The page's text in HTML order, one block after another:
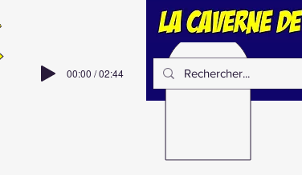
00:00 / 02:44